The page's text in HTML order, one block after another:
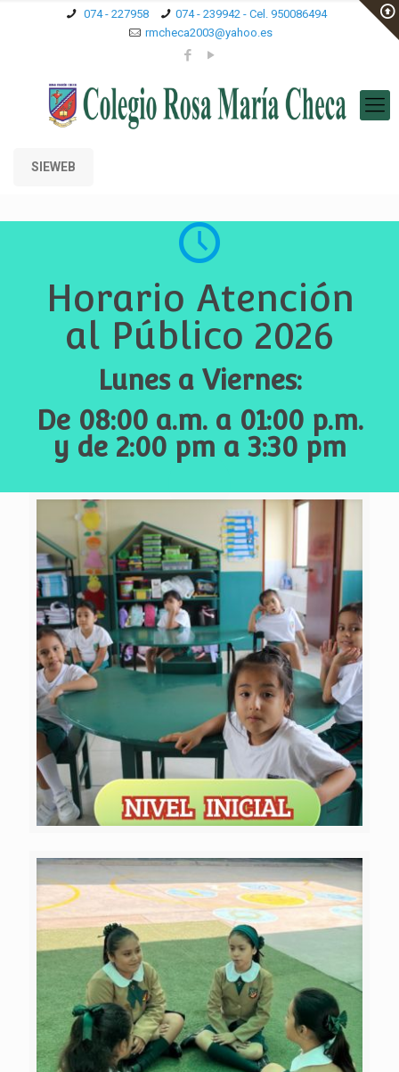
074 - 227958
074 - 239942 - Cel. 950086494
rmcheca2003@yahoo.es
SIEWEB
Horario Atención
al Público 2026
Lunes a Viernes:
De 08:00 a.m. a 01:00 p.m.
y de 2:00 pm a 3:30 pm